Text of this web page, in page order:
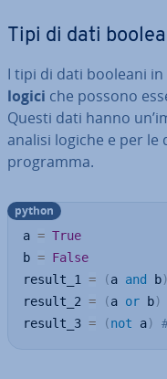
Tipi di dati
I tipi di dati booleani
logici che possono
Questi dati hanno
analisi logiche e per le
programma.
a = True
b = False
result_1 = (a and b)
result_2 = (a or b)
result_3 = (not a)
python